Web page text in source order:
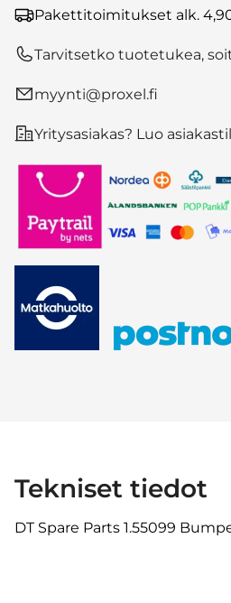
Pakettitoimitukset alk.
Tarvitsetko tuotetukea,
myynti@proxel.fi
Yritysasiakas? Luo
Tekniset tiedot
DT Spare Parts 1.55099